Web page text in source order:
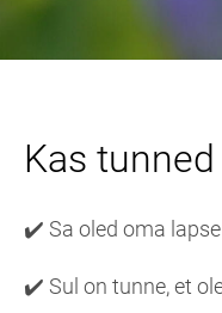
Kas
✔️ Sa oled oma
✔️ Sul on tunne, et